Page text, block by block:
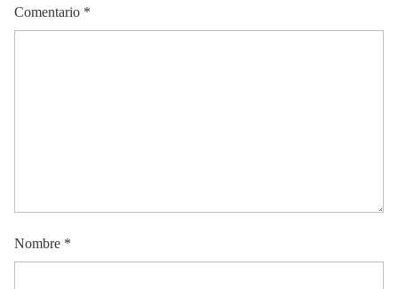
Comentario *
Nombre *